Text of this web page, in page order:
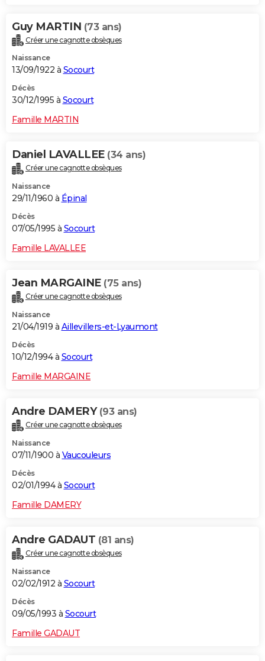
Guy MARTIN (73 ans)
Créer une cagnotte obsèques
Naissance
13/09/1922 à Socourt
Décès
30/12/1995 à Socourt
Famille MARTIN
Daniel LAVALLEE (34 ans)
Créer une cagnotte obsèques
Naissance
29/11/1960 à Épinal
Décès
07/05/1995 à Socourt
Famille LAVALLEE
Jean MARGAINE (75 ans)
Créer une cagnotte obsèques
Naissance
21/04/1919 à Aillevillers-et-Lyaumont
Décès
10/12/1994 à Socourt
Famille MARGAINE
Andre DAMERY (93 ans)
Créer une cagnotte obsèques
Naissance
07/11/1900 à Vaucouleurs
Décès
02/01/1994 à Socourt
Famille DAMERY
Andre GADAUT (81 ans)
Créer une cagnotte obsèques
Naissance
02/02/1912 à Socourt
Décès
09/05/1993 à Socourt
Famille GADAUT